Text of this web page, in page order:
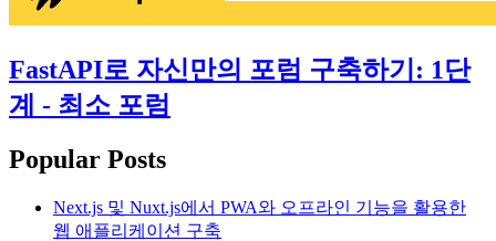
FastAPI로 자신만의 포럼 구축하기: 1단
계 - 최소 포럼
Popular Posts
Next.js 및 Nuxt.js에서 PWA와 오프라인 기능을 활용한
웹 애플리케이션 구축